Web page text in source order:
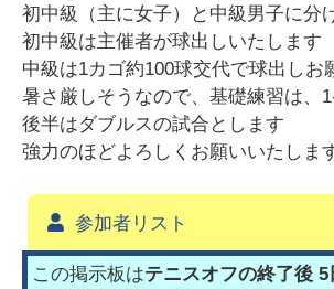
初中級（主に女子）と中級男子に分
初中級は主催者が球出しいたします
中級は1カゴ約100球交代で球出し
暑さ厳しそうなので、基礎練習は、
後半はダブルスの試合とします
強力のほどよろしくお願いいたしま
参加者リスト
この掲示板はテニスオフの終了後 5